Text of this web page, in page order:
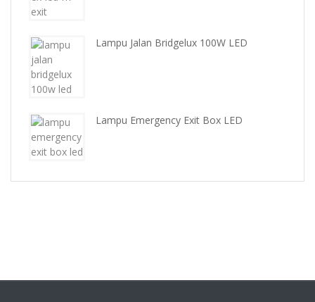
Lampu Jalan Bridgelux 100W LED
Lampu Emergency Exit Box LED